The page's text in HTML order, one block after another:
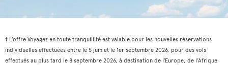
† L’offre Voyagez en toute tranquillité est valable pour les nouvelles réservations
individuelles effectuées entre le 5 juin et le 1er septembre 2026, pour des vols
effectués au plus tard le 8 septembre 2026, à destination de l’Europe, de l’Afrique